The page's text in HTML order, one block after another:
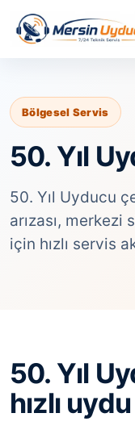
Bölgesel Servis
50. Yıl
50. Yıl Uyducu
arızası,
için hızlı servis
50. Yıl
hızlı